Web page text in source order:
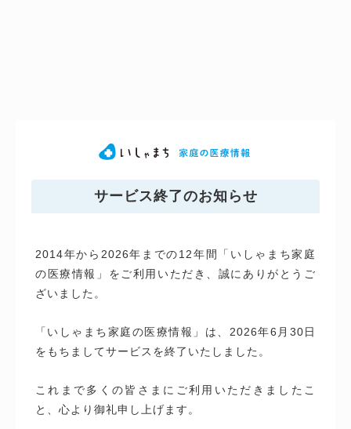
サービス終了のお知らせ
2014年から2026年までの12年間「いしゃまち家庭
の医療情報」をご利用いただき、誠にありがとうご
ざいました。
「いしゃまち家庭の医療情報」は、2026年6月30日
をもちましてサービスを終了いたしました。
これまで多くの皆さまにご利用いただきましたこ
と、心より御礼申し上げます。